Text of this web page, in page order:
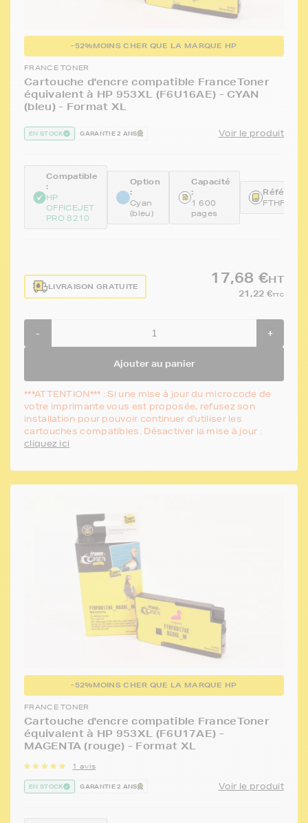
-52%MOINS CHER QUE LA MARQUE HP
FRANCE TONER
Cartouche d'encre compatible FranceToner
équivalent à HP 953XL (F6U16AE) - CYAN
(bleu) - Format XL
EN STOCK GARANTIE 2 ANS Voir le produit
Compatible
:
HP
OFFICEJET
PRO 8210
Option
:
Cyan
(bleu)
Capacité
:
1 600
pages
LIVRAISON GRATUITE
17,68 €HT
21,22 €TTC
- +
Ajouter au panier
***ATTENTION*** : Si une mise à jour du microcode de
votre imprimante vous est proposée, refusez son
installation pour pouvoir continuer d'utiliser les
cartouches compatibles. Désactiver la mise à jour :
cliquez ici
-52%MOINS CHER QUE LA MARQUE HP
FRANCE TONER
Cartouche d'encre compatible FranceToner
équivalent à HP 953XL (F6U17AE) -
MAGENTA (rouge) - Format XL
1 avis
EN STOCK GARANTIE 2 ANS Voir le produit